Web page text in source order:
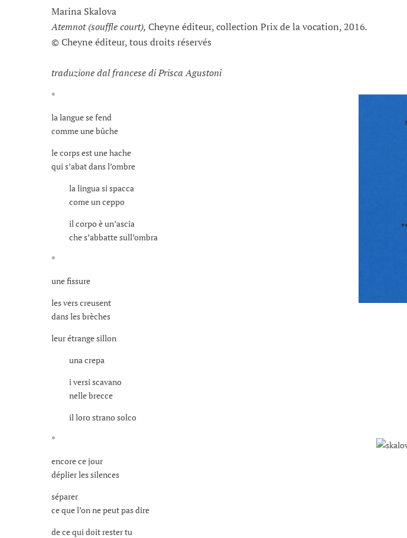
Marina Skalova
Atemnot (souffle court), Cheyne éditeur, collection Prix de la vocation, 2016.
© Cheyne éditeur, tous droits réservés
traduzione dal francese di Prisca Agustoni
*
la langue se fend
comme une bûche
le corps est une hache
qui s’abat dans l’ombre
la lingua si spacca
come un ceppo
il corpo è un’ascia
che s’abbatte sull’ombra
*
une fissure
les vers creusent
dans les brèches
leur étrange sillon
una crepa
i versi scavano
nelle brecce
il loro strano solco
*
encore ce jour
déplier les silences
séparer
ce que l’on ne peut pas dire
de ce qui doit rester tu